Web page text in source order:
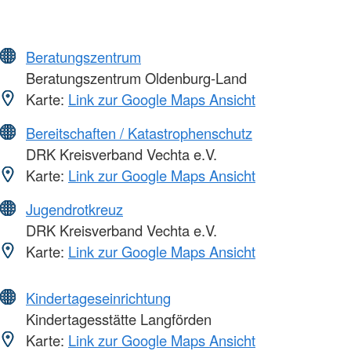
Beratungszentrum
Beratungszentrum Oldenburg-Land
Karte: Link zur Google Maps Ansicht
Bereitschaften / Katastrophenschutz
DRK Kreisverband Vechta e.V.
Karte: Link zur Google Maps Ansicht
Jugendrotkreuz
DRK Kreisverband Vechta e.V.
Karte: Link zur Google Maps Ansicht
Kindertageseinrichtung
Kindertagesstätte Langförden
Karte: Link zur Google Maps Ansicht